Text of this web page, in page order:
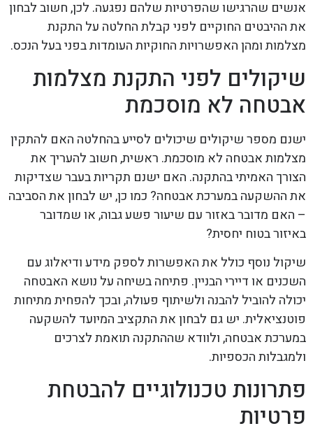
אנשים שהרגישו שהפרטיות שלהם נפגעה. לכן, חשוב לבחון
את ההיבטים החוקיים לפני קבלת החלטה על התקנת
מצלמות ומהן האפשרויות החוקיות העומדות בפני בעל הנכס.
שיקולים לפני התקנת מצלמות
אבטחה לא מוסכמת
ישנם מספר שיקולים שיכולים לסייע בהחלטה האם להתקין
מצלמות אבטחה לא מוסכמת. ראשית, חשוב להעריך את
הצורך האמיתי בהתקנה. האם ישנם תקריות בעבר שצדיקות
את ההשקעה במערכת אבטחה? כמו כן, יש לבחון את הסביבה
– האם מדובר באזור עם שיעור פשע גבוה, או שמדובר
באיזור בטוח יחסית?
שיקול נוסף כולל את האפשרות לספק מידע ודיאלוג עם
השכנים או דיירי הבניין. פתיחה בשיחה על נושא האבטחה
יכולה להוביל להבנה ולשיתוף פעולה, ובכך להפחית מתיחות
פוטנציאלית. יש גם לבחון את התקציב המיועד להשקעה
במערכת אבטחה, ולוודא שההתקנה תואמת לצרכים
ולמגבלות הכספיות.
פתרונות טכנולוגיים להבטחת
פרטיות